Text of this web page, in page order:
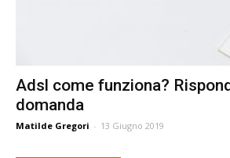
Adsl come funziona?
domanda
Matilde Gregori - 13 Giugno 2019